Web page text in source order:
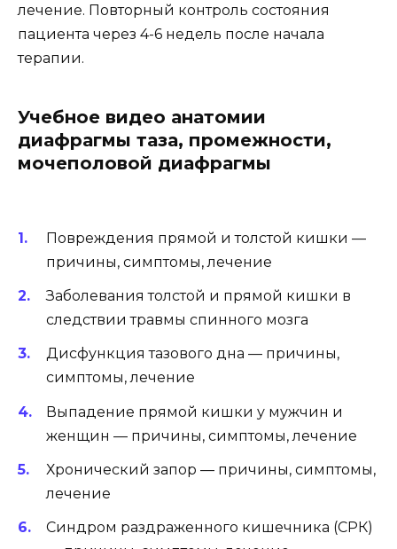
лечение. Повторный контроль состояния
пациента через 4-6 недель после начала
терапии.
Учебное видео анатомии
диафрагмы таза, промежности,
мочеполовой диафрагмы
Повреждения прямой и толстой кишки —
причины, симптомы, лечение
Заболевания толстой и прямой кишки в
следствии травмы спинного мозга
Дисфункция тазового дна — причины,
симптомы, лечение
Выпадение прямой кишки у мужчин и
женщин — причины, симптомы, лечение
Хронический запор — причины, симптомы,
лечение
Синдром раздраженного кишечника (СРК)